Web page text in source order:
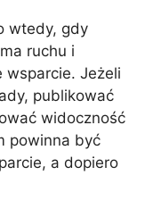
wtedy, gdy
ruchu i
wsparcie. Jeżeli
publikować
widoczność
powinna być
a dopiero